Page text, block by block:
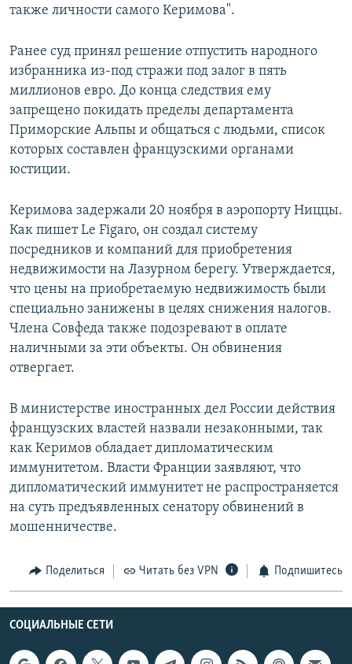
также личности самого Керимова".
Ранее суд принял решение отпустить народного
избранника из-под стражи под залог в пять
миллионов евро. До конца следствия ему
запрещено покидать пределы департамента
Приморские Альпы и общаться с людьми, список
которых составлен французскими органами
юстиции.
Керимова задержали 20 ноября в аэропорту Ниццы.
Как пишет Le Figaro, он создал систему
посредников и компаний для приобретения
недвижимости на Лазурном берегу. Утверждается,
что цены на приобретаемую недвижимость были
специально занижены в целях снижения налогов.
Члена Совфеда также подозревают в оплате
наличными за эти объекты. Он обвинения
отвергает.
В министерстве иностранных дел России действия
французских властей назвали незаконными, так
как Керимов обладает дипломатическим
иммунитетом. Власти Франции заявляют, что
дипломатический иммунитет не распространяется
на суть предъявленных сенатору обвинений в
мошенничестве.
Поделиться Читать без VPN Подпишитесь
СОЦИАЛЬНЫЕ СЕТИ